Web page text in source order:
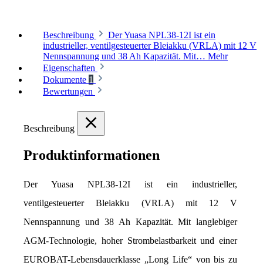
Beschreibung
Der Yuasa NPL38-12I ist ein
industrieller, ventilgesteuerter Bleiakku (VRLA) mit 12 V
Nennspannung und 38 Ah Kapazität. Mit… Mehr
Eigenschaften
Dokumente 1
Bewertungen
Beschreibung
Produktinformationen
Der Yuasa NPL38-12I ist ein industrieller,
ventilgesteuerter Bleiakku (VRLA) mit 12 V
Nennspannung und 38 Ah Kapazität. Mit langlebiger
AGM-Technologie, hoher Strombelastbarkeit und einer
EUROBAT-Lebensdauerklasse „Long Life“ von bis zu